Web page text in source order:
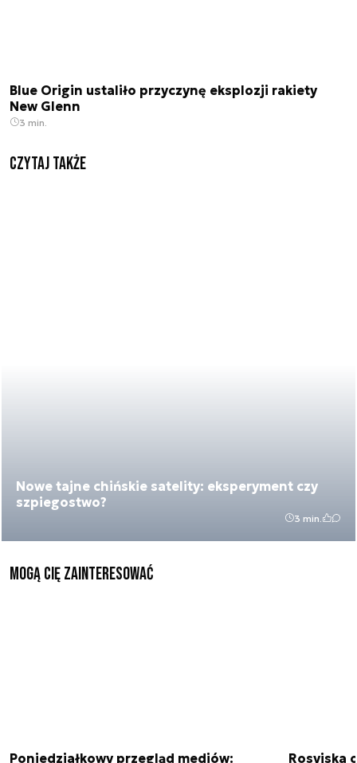
Blue Origin ustaliło przyczynę eksplozji rakiety
New Glenn
3 min.
Czytaj także
Nowe tajne chińskie satelity: eksperyment czy
szpiegostwo?
3 min.
Mogą Cię zainteresować
Poniedziałkowy przegląd mediów:
Rosyjska